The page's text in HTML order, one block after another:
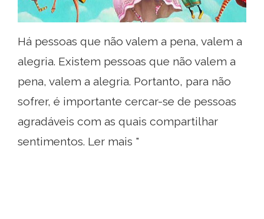
Há pessoas que não valem a pena, valem a
alegria. Existem pessoas que não valem a
pena, valem a alegria. Portanto, para não
sofrer, é importante cercar-se de pessoas
agradáveis ​​com as quais compartilhar
sentimentos. Ler mais "